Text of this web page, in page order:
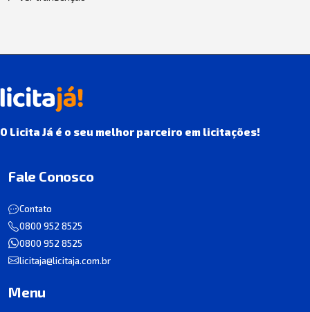
O Licita Já é o seu melhor parceiro em licitações!
Fale Conosco
Contato
0800 952 8525
0800 952 8525
licitaja@licitaja.com.br
Menu